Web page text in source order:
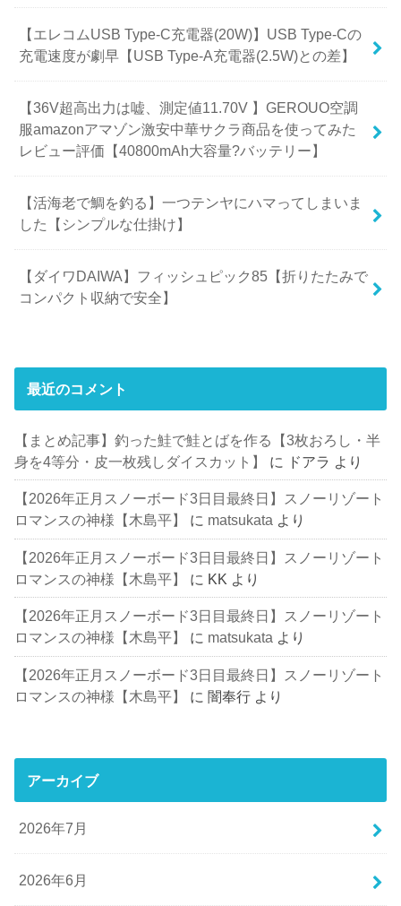
【エレコムUSB Type-C充電器(20W)】USB Type-Cの
充電速度が劇早【USB Type-A充電器(2.5W)との差】
【36V超高出力は嘘、測定値11.70V 】GEROUO空調
服amazonアマゾン激安中華サクラ商品を使ってみた
レビュー評価【40800mAh大容量?バッテリー】
【活海老で鯛を釣る】一つテンヤにハマってしまいま
した【シンプルな仕掛け】
【ダイワDAIWA】フィッシュピック85【折りたたみで
コンパクト収納で安全】
最近のコメント
【まとめ記事】釣った鮭で鮭とばを作る【3枚おろし・半
身を4等分・皮一枚残しダイスカット】
に ドアラ より
【2026年正月スノーボード3日目最終日】スノーリゾート
ロマンスの神様【木島平】
に matsukata より
【2026年正月スノーボード3日目最終日】スノーリゾート
ロマンスの神様【木島平】
に KK より
【2026年正月スノーボード3日目最終日】スノーリゾート
ロマンスの神様【木島平】
に matsukata より
【2026年正月スノーボード3日目最終日】スノーリゾート
ロマンスの神様【木島平】
に闇奉行 より
アーカイブ
2026年7月
2026年6月